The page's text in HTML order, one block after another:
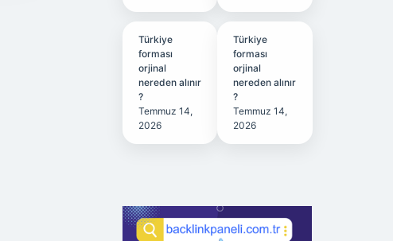
Türkiye
forması
orjinal
nereden alınır
?
Temmuz 14,
2026
Türkiye
forması
orjinal
nereden alınır
?
Temmuz 14,
2026